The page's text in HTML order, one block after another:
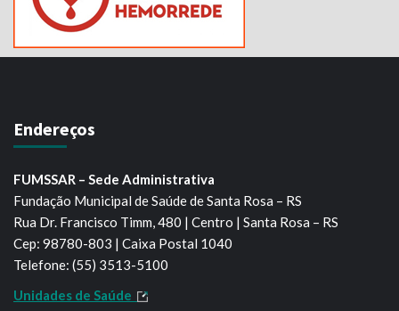
Endereços
FUMSSAR – Sede Administrativa
Fundação Municipal de Saúde de Santa Rosa – RS
Rua Dr. Francisco Timm, 480 | Centro | Santa Rosa – RS
Cep: 98780-803 | Caixa Postal 1040
Telefone: (55) 3513-5100
Unidades de Saúde